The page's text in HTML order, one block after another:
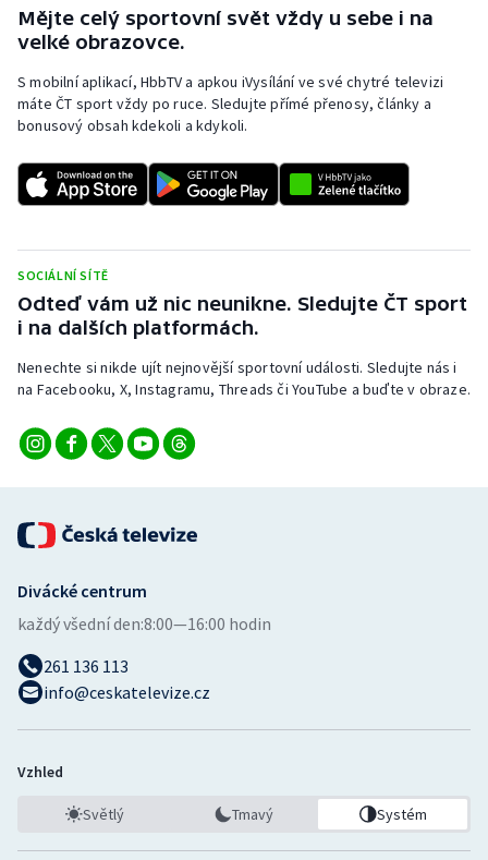
Plavání
Plážový volejbal
Ragby
Rychlobruslení
Short track
Sportovní střelba
Stolní tenis
Triatlon
Veslování
Vodní slalom
Volejbal
Mějte celý sportovní svět vždy u sebe i na
velké obrazovce.
S mobilní aplikací, HbbTV a apkou iVysílání ve své chytré televizi
máte ČT sport vždy po ruce. Sledujte přímé přenosy, články a
bonusový obsah kdekoli a kdykoli.
SOCIÁLNÍ SÍTĚ
Odteď vám už nic neunikne. Sledujte ČT sport
i na dalších platformách.
Nenechte si nikde ujít nejnovější sportovní události. Sledujte nás i
na Facebooku, X, Instagramu, Threads či YouTube a buďte v obraze.
Divácké centrum
každý všední den:8:00—16:00 hodin
261 136 113
info@ceskatelevize.cz
Vzhled
Světlý Tmavý Systém